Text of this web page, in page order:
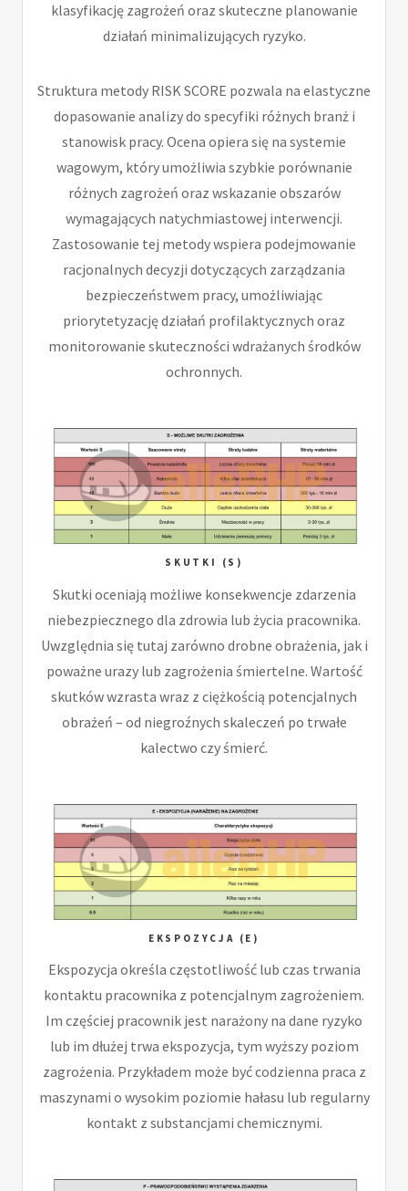
klasyfikację zagrożeń oraz skuteczne planowanie
działań minimalizujących ryzyko.
Struktura metody RISK SCORE pozwala na elastyczne
dopasowanie analizy do specyfiki różnych branż i
stanowisk pracy. Ocena opiera się na systemie
wagowym, który umożliwia szybkie porównanie
różnych zagrożeń oraz wskazanie obszarów
wymagających natychmiastowej interwencji.
Zastosowanie tej metody wspiera podejmowanie
racjonalnych decyzji dotyczących zarządzania
bezpieczeństwem pracy, umożliwiając
priorytetyzację działań profilaktycznych oraz
monitorowanie skuteczności wdrażanych środków
ochronnych.
SKUTKI (S)
Skutki oceniają możliwe konsekwencje zdarzenia
niebezpiecznego dla zdrowia lub życia pracownika.
Uwzględnia się tutaj zarówno drobne obrażenia, jak i
poważne urazy lub zagrożenia śmiertelne. Wartość
skutków wzrasta wraz z ciężkością potencjalnych
obrażeń – od niegroźnych skaleczeń po trwałe
kalectwo czy śmierć.
EKSPOZYCJA (E)
Ekspozycja określa częstotliwość lub czas trwania
kontaktu pracownika z potencjalnym zagrożeniem.
Im częściej pracownik jest narażony na dane ryzyko
lub im dłużej trwa ekspozycja, tym wyższy poziom
zagrożenia. Przykładem może być codzienna praca z
maszynami o wysokim poziomie hałasu lub regularny
kontakt z substancjami chemicznymi.